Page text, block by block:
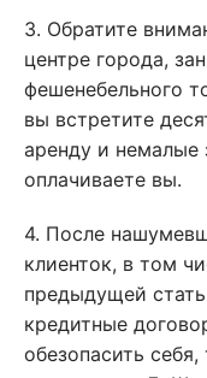
3. Обратите
центре города,
фешенебельного
вы встретите
аренду и немалые
оплачиваете вы.
4. После
клиенток, в том
предыдущей
кредитные
обезопасить